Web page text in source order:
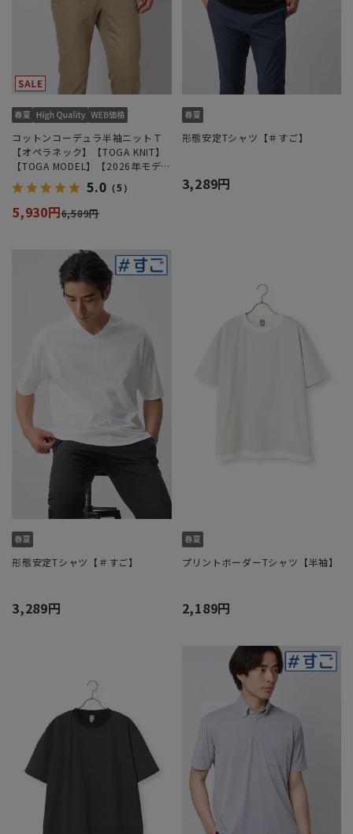
コットンコーデュラ半袖ニットＴ
【オペラネック】【TOGA KNIT】
【TOGA MODEL】【2026年モデ
ル】
5.0 （5）
5,930円6,589円
形態安定Tシャツ【＃すご】
3,289円
形態安定Tシャツ【＃すご】
3,289円
プリントボーダーTシャツ【半袖】
2,189円